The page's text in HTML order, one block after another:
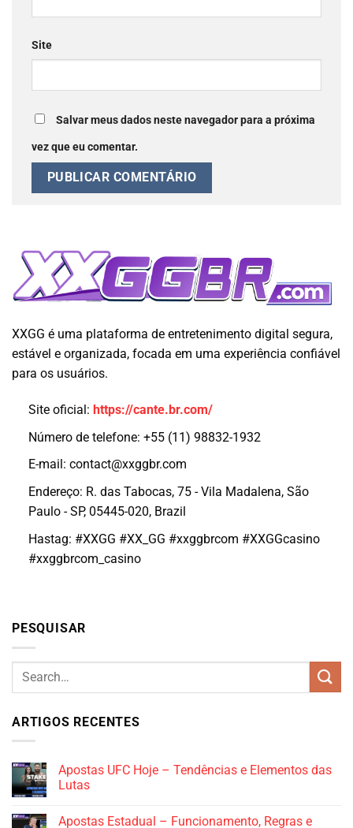
Site
Salvar meus dados neste navegador para a próxima
vez que eu comentar.
XXGG é uma plataforma de entretenimento digital segura,
estável e organizada, focada em uma experiência confiável
para os usuários.
Site oficial: https://cante.br.com/
Número de telefone: +55 (11) 98832-1932
E-mail: contact@xxggbr.com
Endereço: R. das Tabocas, 75 - Vila Madalena, São
Paulo - SP, 05445-020, Brazil
Hastag: #XXGG #XX_GG #xxggbrcom #XXGGcasino
#xxggbrcom_casino
PESQUISAR
ARTIGOS RECENTES
Apostas UFC Hoje – Tendências e Elementos das
Lutas
Apostas Estadual – Funcionamento, Regras e